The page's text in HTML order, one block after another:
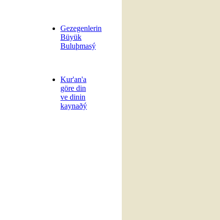
Gezegenlerin
Büyük
Buluþmasý
Kur'an'a
göre din
ve dinin
kaynaðý